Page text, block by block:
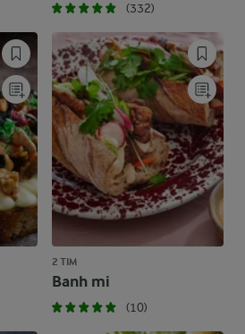
(332)
2 TIM
Banh mi
(10)